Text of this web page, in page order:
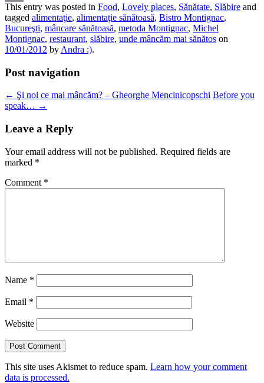
Email
This entry was posted in Food, Lovely places, Sănătate, Slăbire and
tagged alimentaţie, alimentaţie sănătoasă, Bistro Montignac,
Bucureşti, mâncare sănătoasă, metoda Montignac, Michel
Montignac, restaurant, slăbire, unde mâncăm mai sănătos on
10/01/2012 by Andra :).
Post navigation
← Şi noi ce mai mâncăm? – Gheorghe Mencinicopschi Before you
speak… →
Leave a Reply
Your email address will not be published. Required fields are
marked *
Comment *
Name *
Email *
Website
This site uses Akismet to reduce spam. Learn how your comment
data is processed.